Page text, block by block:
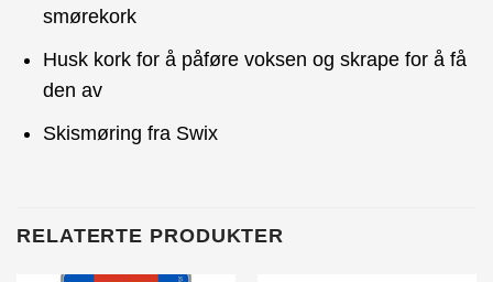
smørekork
Husk kork for å påføre voksen og skrape for å få
den av
Skismøring fra Swix
RELATERTE PRODUKTER